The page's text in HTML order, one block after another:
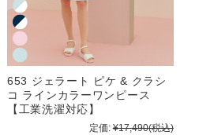
653 ジェラート ピケ & クラシ
コ ラインカラーワンピース
【工業洗濯対応】
定価: ¥17,490(税込)